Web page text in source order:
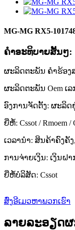
MG-MG RX5-
ຄໍາອະທິບາຍສັ້ນໆ:
ຜະລິດຕະພັນ ຄໍາຮ້ອງ
ຜະລິດຕະພັນ Oem ເລ
ອົງການຈັດຕັ້ງ: ຜະລິດ
ຍີ່ຫໍ້: Cssot / Rmoem /
ເວລານຳ: ສິນຄ້າຄົງຄັ
ການຈ່າຍເງິນ: ເງິນຝາ
ຍີ່ຫໍ້ບໍລິສັດ: Cssot
ສົ່ງອີເມວຫາພວກເຮົາ
ລາຍລະອຽດ